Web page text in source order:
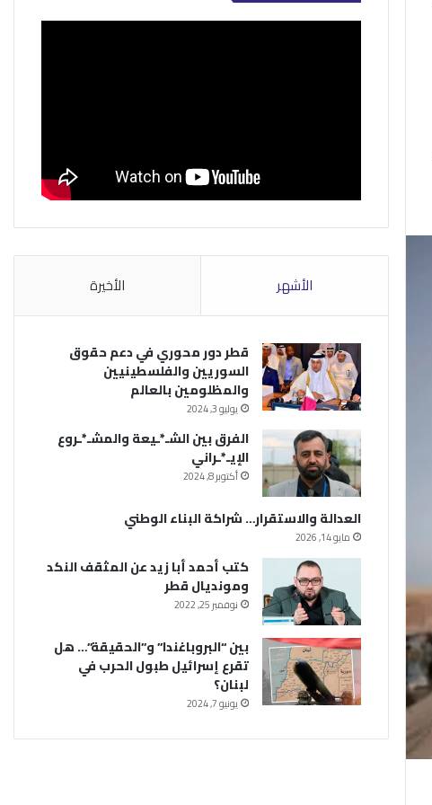
الأشهر الأخيرة
قطر دور محوري في دعم حقوق
السوريين والفلسطينيين
والمظلومين بالعالم
يوليو 3, 2024
الفرق بين الشـ*ـيعة والمشـ*ـروع
الإيـ*ـراني
أكتوبر 8, 2024
العدالة والاستقرار… شراكة البناء الوطني
مايو 14, 2026
كتب أحمد أبا زيد عن المثقف النكد
ومونديال قطر
نوفمبر 25, 2022
بين “البروباغندا” و”الحقيقة”… هل
تقرع إسرائيل طبول الحرب في
لبنان؟
يونيو 7, 2024